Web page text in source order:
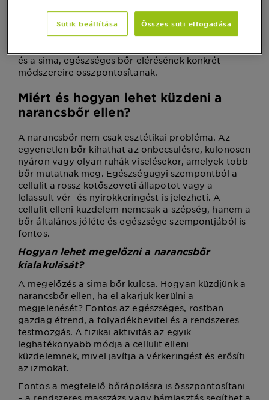
A narancsbőr okainak és fokozatainak megismerése
az első lépés a probléma hatékony kezeléséhez. A
és a sima, egészséges bőr elérésének konkrét
módszereire összpontosítanak.
Miért és hogyan lehet küzdeni a
narancsbőr ellen?
A narancsbőr nem csak esztétikai probléma. Az
egyenetlen bőr kihathat az önbecsülésre, különösen
nyáron vagy olyan ruhák viselésekor, amelyek több
bőr mutatnak meg. Egészségügyi szempontból a
cellulit a rossz kötőszöveti állapotot vagy a
lelassult vér- és nyirokkeringést is jelezheti. A
cellulit elleni küzdelem nemcsak a szépség, hanem a
bőr általános jóléte és egészsége szempontjából is
fontos.
Hogyan lehet megelőzni a narancsbőr
kialakulását?
A megelőzés a sima bőr kulcsa. Hogyan küzdjünk a
narancsbőr ellen, ha el akarjuk kerülni a
megjelenését? Fontos az egészséges, rostban
gazdag étrend, a folyadékbevitel és a rendszeres
testmozgás. A fizikai aktivitás az egyik
leghatékonyabb módja a cellulit elleni
küzdelemnek, mivel javítja a vérkeringést és erősíti
az izmokat.
Fontos a megfelelő bőrápolásra is összpontosítani
– a rendszeres masszázs vagy hámlasztás segíthet a
Sütik beállítása Összes süti elfogadása